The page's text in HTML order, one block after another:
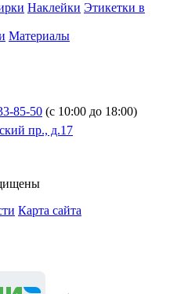
Наклейки Этикетки в
Материалы
85-50 (с 10:00 до 18:00)
пр., д.17
Карта сайта